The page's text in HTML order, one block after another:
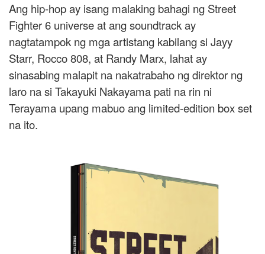
Ang hip-hop ay isang malaking bahagi ng Street
Fighter 6 universe at ang soundtrack ay
nagtatampok ng mga artistang kabilang si Jayy
Starr, Rocco 808, at Randy Marx, lahat ay
sinasabing malapit na nakatrabaho ng direktor ng
laro na si Takayuki Nakayama pati na rin ni
Terayama upang mabuo ang limited-edition box set
na ito.